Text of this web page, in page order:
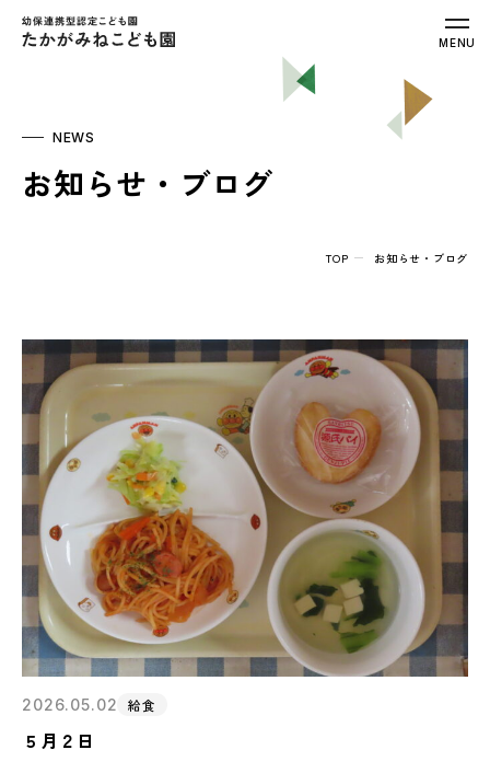
幼保連携型認定こども園 たかがみねこ
MENU
NEWS
お知らせ・ブログ
TOP お知らせ・ブログ
2026.05.02 給食
５月２日